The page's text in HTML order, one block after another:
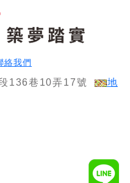
名
，
握
步解說，
實戰秘技
絡我們
136巷10弄17號
地